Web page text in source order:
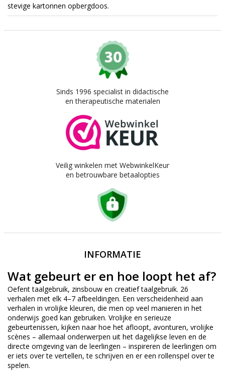
stevige kartonnen opbergdoos.
Sinds 1996 specialist in didactische
en therapeutische materialen
Veilig winkelen met WebwinkelKeur
en betrouwbare betaalopties
INFORMATIE
Wat gebeurt er en hoe loopt het af?
Oefent taalgebruik, zinsbouw en creatief taalgebruik. 26
verhalen met elk 4–7 afbeeldingen. Een verscheidenheid aan
verhalen in vrolijke kleuren, die men op veel manieren in het
onderwijs goed kan gebruiken. Vrolijke en serieuze
gebeurtenissen, kijken naar hoe het afloopt, avonturen, vrolijke
scènes – allemaal onderwerpen uit het dagelijkse leven en de
directe omgeving van de leerlingen – inspireren de leerlingen om
er iets over te vertellen, te schrijven en er een rollenspel over te
spelen.